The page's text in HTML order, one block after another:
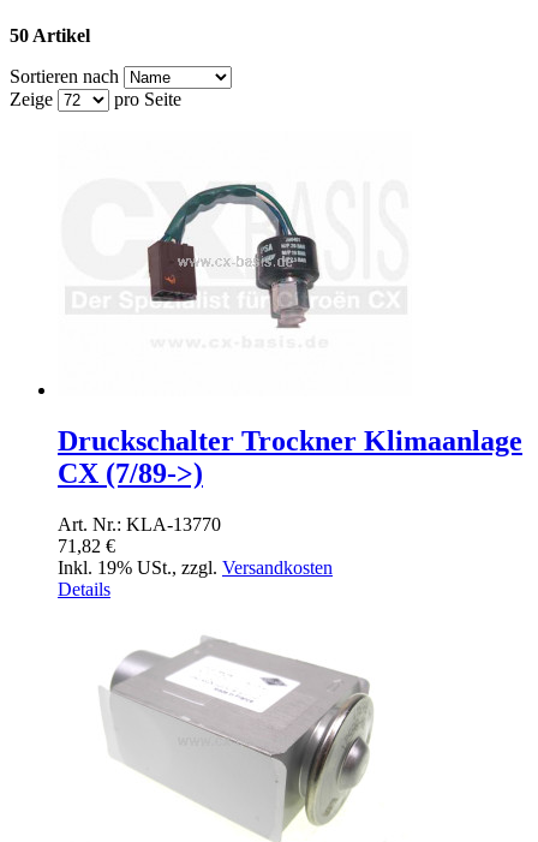
50 Artikel
Sortieren nach
Zeige
pro Seite
Druckschalter Trockner Klimaanlage
CX (7/89->)
Art. Nr.: KLA-13770
71,82 €
Inkl. 19% USt., zzgl. Versandkosten
Details